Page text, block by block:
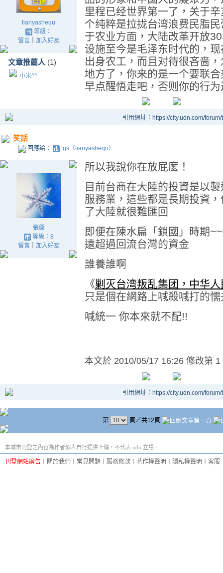
tianyashequ
等級：
留言｜ 加入好友
文章推薦人 (1)
小米^^
里程已经世界第一了，关于
个纯粹是拉拢台湾浪费民脂
于农业方面，大陆改革开放
设施至今是毛泽东时代的，
出身农工，而且对待很吝啬
地方了，你来的是一个要联
早点醒悟走吧，否则你的行
引用網址：https://city.udn.com/
笑話
回應給： tgs（tianyashequ）
張爺
等級：8
留言｜ 加入好友
所以我說你在放屁麼！
目前台商在大陸的投資是以
服務業，這些都是長期投資
了大陸就很難匯回
即便在陳水扁「鎖國」時期
遠超過回流台灣的資金
誰養誰啊
《剿灭台湾叛乱集团，中华
只是個在網路上喊殺喊打的
喊統一 你本來就不配!!
本文於 2010/05/17 16:26 修改第 1
引用網址：https://city.udn.com/
第 頁／共12頁
本城市刊登之內容為作者個人自行提供上傳，不代表 udn 立場。
刊登網站廣告 關於我們 常見問題 服務條款 著作權聲明 隱私權聲明 客服